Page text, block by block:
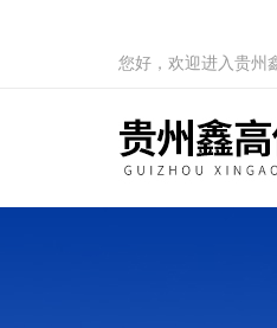
您好，欢迎进入贵州